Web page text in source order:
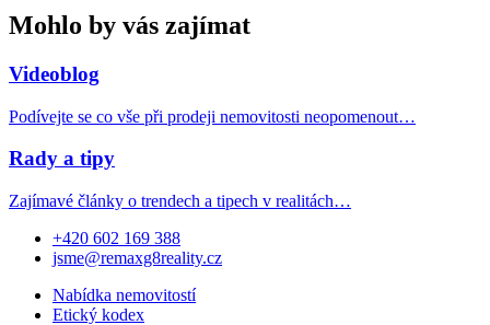
Mohlo by vás zajímat
Videoblog
Podívejte se co vše při prodeji nemovitosti neopomenout…
Rady a tipy
Zajímavé články o trendech a tipech v realitách…
+420 602 169 388
jsme@remaxg8reality.cz
Nabídka nemovitostí
Etický kodex